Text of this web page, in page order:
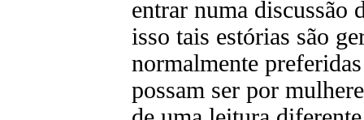
entrar numa discussão
isso tais estórias são
normalmente
possam ser por